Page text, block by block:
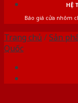
HỆ
Báo giá cửa nhôm
Trang chủ /Sản
Quốc